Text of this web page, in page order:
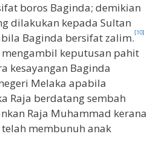
boros Baginda; demikian
dilakukan kepada Sultan
Baginda bersifat zalim.[10]
mengambil keputusan pahit
kesayangan Baginda
Melaka apabila
Raja berdatang sembah
Raja Muhammad kerana
membunuh anak